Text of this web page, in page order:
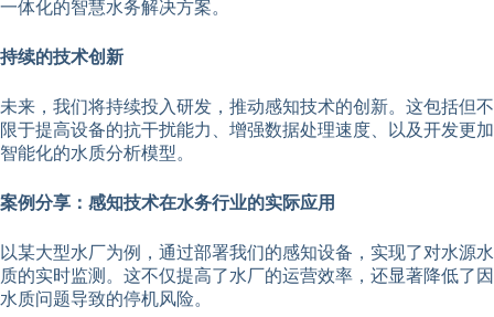
一体化的智慧水务解决方案。
持续的技术创新
未来，我们将持续投入研发，推动感知技术的创新。这包括但不
限于提高设备的抗干扰能力、增强数据处理速度、以及开发更加
智能化的水质分析模型。
案例分享：感知技术在水务行业的实际应用
以某大型水厂为例，通过部署我们的感知设备，实现了对水源水
质的实时监测。这不仅提高了水厂的运营效率，还显著降低了因
水质问题导致的停机风险。